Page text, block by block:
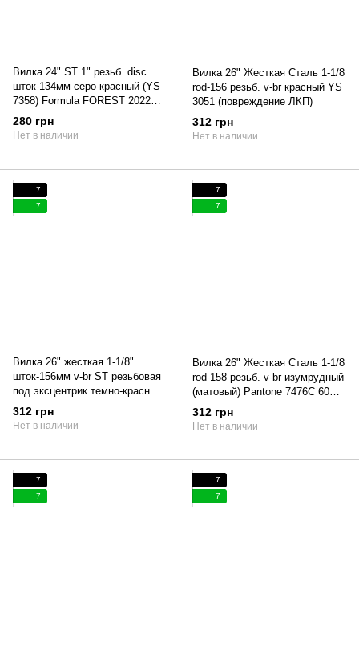
Вилка 24" ST 1" резьб. disc
шток-134мм серо-красный (YS
7358) Formula FOREST 2022
(серо-красный)
280 грн
Нет в наличии
Вилка 26" Жесткая Сталь 1-1/8
rod-156 резьб. v-br красный YS
3051 (повреждение ЛКП)
312 грн
Нет в наличии
7
7
Вилка 26" жесткая 1-1/8"
шток-156мм v-br ST резьбовая
под эксцентрик темно-красный
(м) Pantone 188C 60% matt
Dorozhnik RUBY 2022
312 грн
Нет в наличии
7
7
Вилка 26" Жесткая Сталь 1-1/8
rod-158 резьб. v-br изумрудный
(матовый) Pantone 7476C 60%
matt (повреждение ЛКП)
312 грн
Нет в наличии
7
7
7
7